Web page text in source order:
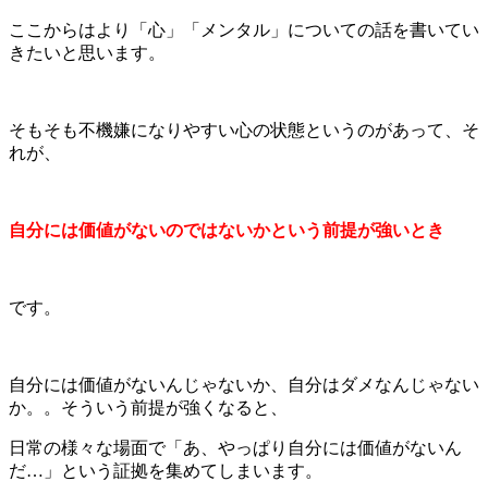
ここからはより「心」「メンタル」についての話を書いてい
きたいと思います。
そもそも不機嫌になりやすい心の状態というのがあって、そ
れが、
自分には価値がないのではないかという前提が強いとき
です。
自分には価値がないんじゃないか、自分はダメなんじゃない
か。。そういう前提が強くなると、
日常の様々な場面で「あ、やっぱり自分には価値がないん
だ…」という証拠を集めてしまいます。